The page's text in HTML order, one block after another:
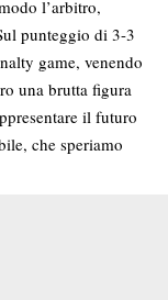
l’arbitro,
punteggio di 3-3
game, venendo
una brutta figura
il futuro
che speriamo